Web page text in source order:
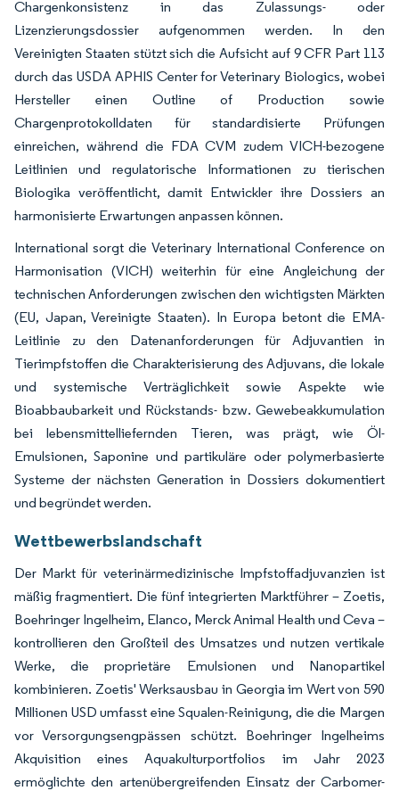
Chargenkonsistenz in das Zulassungs- oder
Lizenzierungsdossier aufgenommen werden. In den
Vereinigten Staaten stützt sich die Aufsicht auf 9 CFR Part 113
durch das USDA APHIS Center for Veterinary Biologics, wobei
Hersteller einen Outline of Production sowie
Chargenprotokolldaten für standardisierte Prüfungen
einreichen, während die FDA CVM zudem VICH-bezogene
Leitlinien und regulatorische Informationen zu tierischen
Biologika veröffentlicht, damit Entwickler ihre Dossiers an
harmonisierte Erwartungen anpassen können.
International sorgt die Veterinary International Conference on
Harmonisation (VICH) weiterhin für eine Angleichung der
technischen Anforderungen zwischen den wichtigsten Märkten
(EU, Japan, Vereinigte Staaten). In Europa betont die EMA-
Leitlinie zu den Datenanforderungen für Adjuvantien in
Tierimpfstoffen die Charakterisierung des Adjuvans, die lokale
und systemische Verträglichkeit sowie Aspekte wie
Bioabbaubarkeit und Rückstands- bzw. Gewebeakkumulation
bei lebensmittelliefernden Tieren, was prägt, wie Öl-
Emulsionen, Saponine und partikuläre oder polymerbasierte
Systeme der nächsten Generation in Dossiers dokumentiert
und begründet werden.
Wettbewerbslandschaft
Der Markt für veterinärmedizinische Impfstoffadjuvanzien ist
mäßig fragmentiert. Die fünf integrierten Marktführer – Zoetis,
Boehringer Ingelheim, Elanco, Merck Animal Health und Ceva –
kontrollieren den Großteil des Umsatzes und nutzen vertikale
Werke, die proprietäre Emulsionen und Nanopartikel
kombinieren. Zoetis' Werksausbau in Georgia im Wert von 590
Millionen USD umfasst eine Squalen-Reinigung, die die Margen
vor Versorgungsengpässen schützt. Boehringer Ingelheims
Akquisition eines Aquakulturportfolios im Jahr 2023
ermöglichte den artenübergreifenden Einsatz der Carbomer-